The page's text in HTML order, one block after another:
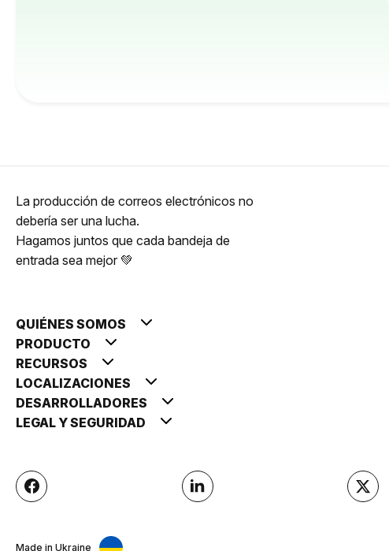
La producción de correos electrónicos no
debería ser una lucha.
Hagamos juntos que cada bandeja de
entrada sea mejor 💚
QUIÉNES SOMOS
PRODUCTO
RECURSOS
LOCALIZACIONES
DESARROLLADORES
LEGAL Y SEGURIDAD
Made in Ukraine